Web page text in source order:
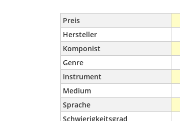
Preis
Hersteller
Komponist
Genre
Instrument
Medium
Sprache
Schwierigkeitsgrad